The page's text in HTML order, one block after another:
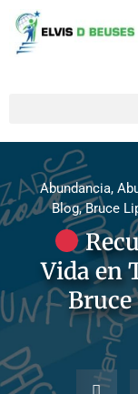
Abundancia,
Blog,Bruce
Vida en